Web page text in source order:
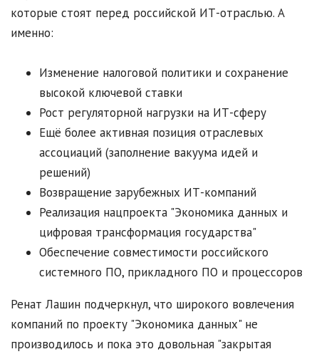
которые стоят перед российской ИТ-отраслью. А
именно:
Изменение налоговой политики и сохранение
высокой ключевой ставки
Рост регуляторной нагрузки на ИТ-сферу
Ещё более активная позиция отраслевых
ассоциаций (заполнение вакуума идей и
решений)
Возвращение зарубежных ИТ-компаний
Реализация нацпроекта "Экономика данных и
цифровая трансформация государства"
Обеспечение совместимости российского
системного ПО, прикладного ПО и процессоров
Ренат Лашин подчеркнул, что широкого вовлечения
компаний по проекту "Экономика данных" не
производилось и пока это довольная "закрытая